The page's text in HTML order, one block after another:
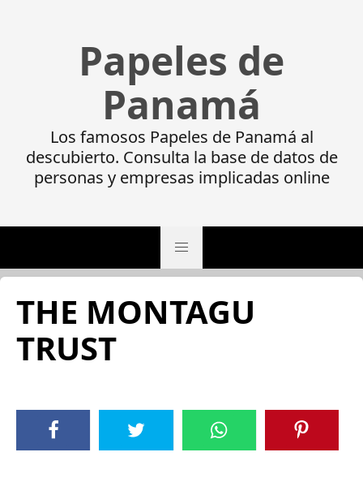
Papeles de
Panamá
Los famosos Papeles de Panamá al
descubierto. Consulta la base de datos de
personas y empresas implicadas online
THE MONTAGU
TRUST